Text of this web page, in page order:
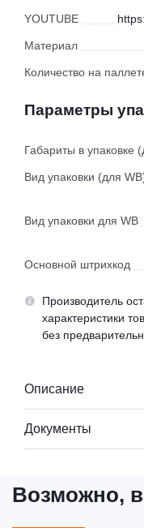
YOUTUBE
Материал
Количество на
Параметры
Габариты в упаковке
Вид упаковки (для
Вид упаковки для WB
Основной штрихкод
Производитель
характеристики
без
Описание
Документы
Возможно,